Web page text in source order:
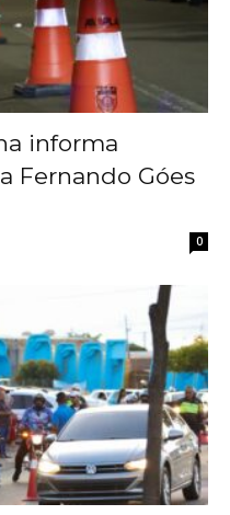
informa
Fernando Góes
0